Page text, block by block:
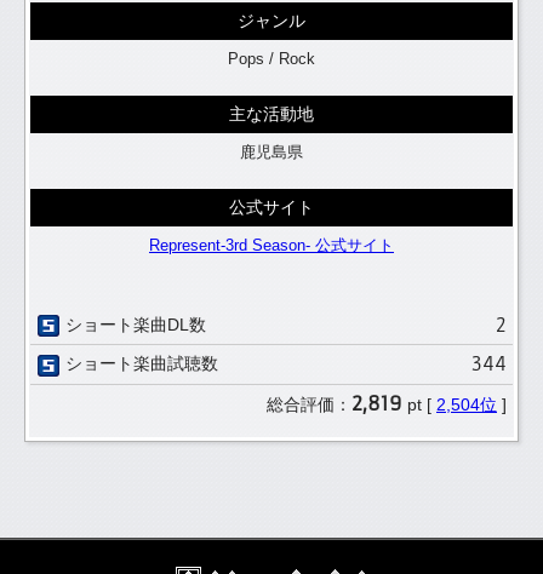
ジャンル
Pops / Rock
主な活動地
鹿児島県
公式サイト
Represent-3rd Season- 公式サイト
ショート楽曲DL数 2
ショート楽曲試聴数 344
総合評価： 2,819 pt [ 2,504位 ]